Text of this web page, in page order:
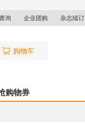
询 企业团购 杂志续订
购物车
购物券